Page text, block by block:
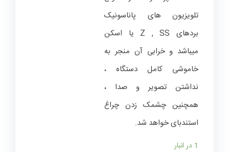
تلویزیون های پاناسونیک
بردهای Z , SS یا اسکن
میباشد و خرابی آن منجر به
خاموشی کامل دستگاه ،
نداشتن تصویر و صدا ،
همچنین چشمک زدن چراغ
استندبای خواهد شد.
1 در انبار